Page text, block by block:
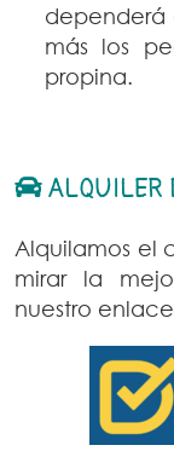
dependerá
más los
propina.
ALQUILER
Alquilamos el
mirar la
nuestro